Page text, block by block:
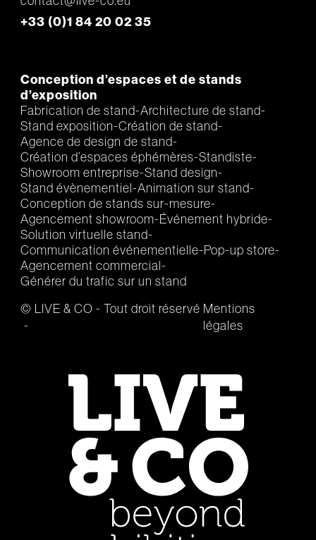
+33 (0)1 84 20 02 35
Conception d’espaces et de stands
d’exposition
Fabrication de stand Architecture de stand
Stand exposition Création de stand
Agence de design de stand
Création d’espaces éphémères Standiste
Showroom entreprise Stand design
Stand évènementiel Animation sur stand
Conception de stands sur-mesure
Agencement showroom Événement hybride
Solution virtuelle stand
Communication événementielle Pop-up store
Agencement commercial
Générer du trafic sur un stand
© LIVE & CO - Tout droit réservé Mentions
légales